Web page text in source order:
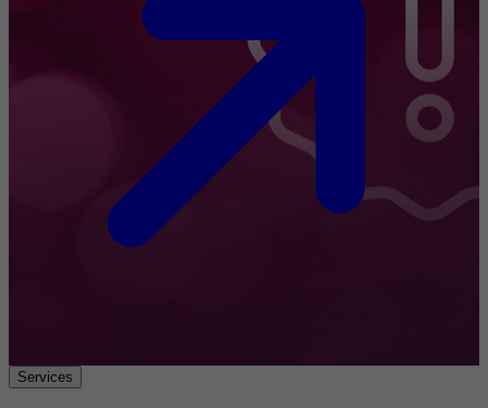
Services